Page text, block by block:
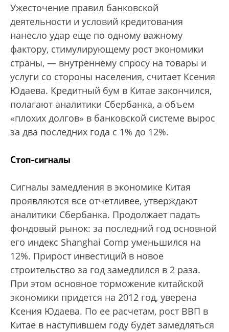
Ужесточение правил банковской
деятельности и условий кредитования
нанесло удар еще по одному важному
фактору, стимулирующему рост экономики
страны, — внутреннему спросу на товары и
услуги со стороны населения, считает Ксения
Юдаева. Кредитный бум в Китае закончился,
полагают аналитики Сбербанка, а объем
«плохих долгов» в банковской системе вырос
за два последних года с 1% до 12%.
Стоп-сигналы
Сигналы замедления в экономике Китая
проявляются все отчетливее, утверждают
аналитики Сбербанка. Продолжает падать
фондовый рынок: за последний год основной
его индекс Shanghai Comp уменьшился на
12%. Прирост инвестиций в новое
строительство за год замедлился в 2 раза.
При этом основное торможение китайской
экономики придется на 2012 год, уверена
Ксения Юдаева. По ее расчетам, рост ВВП в
Китае в наступившем году будет замедляться